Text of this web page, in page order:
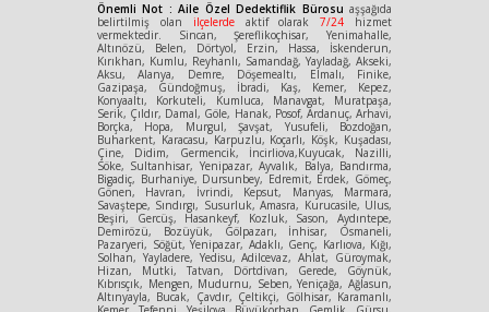
Önemli Not : Aile Özel Dedektiflik Bürosu aşşağıda
belirtilmiş olan ilçelerdeaktif olarak7/24 hizmet
vermektedir. Sincan, Şereflikoçhisar, Yenimahalle,
Altınözü, Belen, Dörtyol, Erzin, Hassa, İskenderun,
Kırıkhan, Kumlu, Reyhanlı, Samandağ, Yayladağ, Akseki,
Aksu, Alanya, Demre, Döşemealtı, Elmalı, Finike,
Gazipaşa, Gündoğmuş, İbradi, Kaş, Kemer, Kepez,
Konyaaltı, Korkuteli, Kumluca, Manavgat, Muratpaşa,
Serik, Çıldır, Damal, Göle, Hanak, Posof, Ardanuç, Arhavi,
Borçka, Hopa, Murgul, Şavşat, Yusufeli, Bozdoğan,
Buharkent, Karacasu, Karpuzlu, Koçarlı, Köşk, Kuşadası,
Çine, Didim, Germencik, İncirliova,Kuyucak, Nazilli,
Söke, Sultanhisar, Yenipazar, Ayvalık, Balya, Bandırma,
Bigadiç, Burhaniye, Dursunbey, Edremit, Erdek, Gömeç,
Gönen, Havran, İvrindi, Kepsut, Manyas, Marmara,
Savaştepe, Sındırgı, Susurluk, Amasra, Kurucasile, Ulus,
Beşiri, Gercüş, Hasankeyf, Kozluk, Sason, Aydıntepe,
Demirözü, Bozüyük, Gölpazarı, İnhisar, Osmaneli,
Pazaryeri, Söğüt, Yenipazar, Adaklı, Genç, Karlıova, Kığı,
Solhan, Yayladere, Yedisu, Adilcevaz, Ahlat, Güroymak,
Hizan, Mutki, Tatvan, Dörtdivan, Gerede, Göynük,
Kıbrısçık, Mengen, Mudurnu, Seben, Yeniçağa, Ağlasun,
Altınyayla, Bucak, Çavdır, Çeltikçi, Gölhisar, Karamanlı,